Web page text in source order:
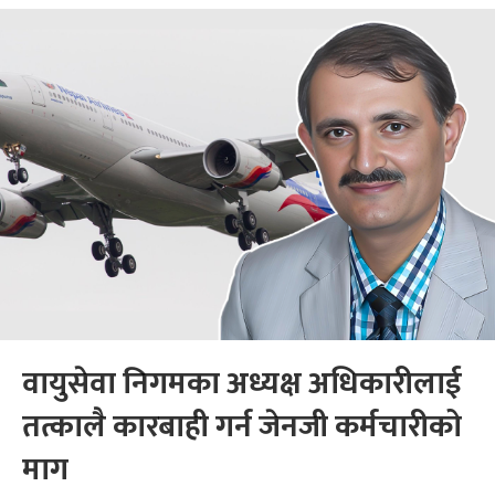
वायुसेवा निगमका अध्यक्ष अधिकारीलाई
तत्कालै कारबाही गर्न जेनजी कर्मचारीको
माग